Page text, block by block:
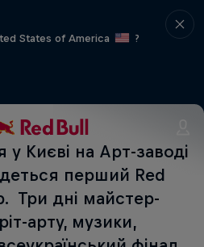
States of America
?
Києві на Арт-заводі
перший Red
Три дні майстер-
арту, музики,